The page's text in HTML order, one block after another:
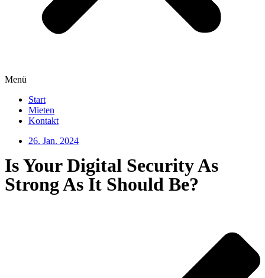
Menü
Start
Mieten
Kontakt
26. Jan. 2024
Is Your Digital Security As
Strong As It Should Be?